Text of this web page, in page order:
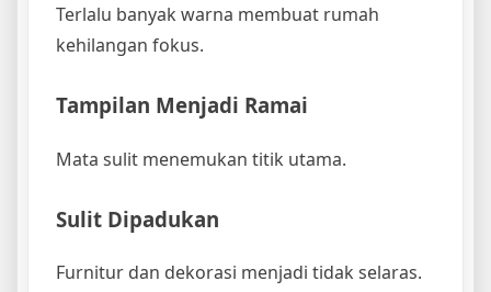
Terlalu banyak warna membuat rumah
kehilangan fokus.
Tampilan Menjadi Ramai
Mata sulit menemukan titik utama.
Sulit Dipadukan
Furnitur dan dekorasi menjadi tidak selaras.